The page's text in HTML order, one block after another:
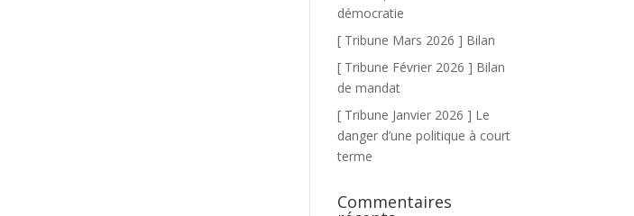
démocratie
[ Tribune Mars 2026 ] Bilan
[ Tribune Février 2026 ] Bilan
de mandat
[ Tribune Janvier 2026 ] Le
danger d’une politique à court
terme
Commentaires